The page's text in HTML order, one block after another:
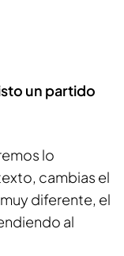
un partido
lo
cambias el
diferente, el
al